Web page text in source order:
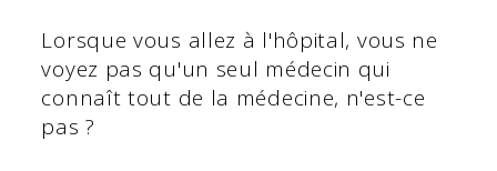
Lorsque vous allez à l'hôpital, vous ne
voyez pas qu'un seul médecin qui
connaît tout de la médecine, n'est-ce
pas ?